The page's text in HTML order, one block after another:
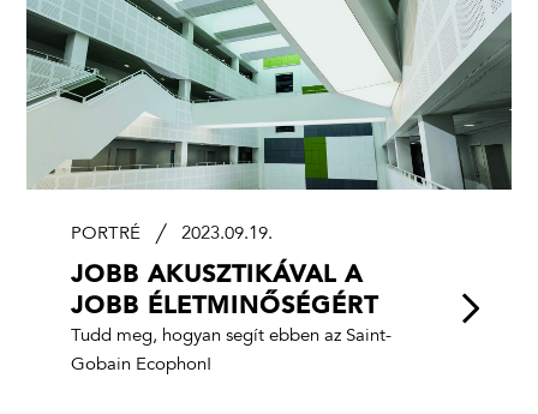
PORTRÉ 2023.09.19.
JOBB AKUSZTIKÁVAL A
JOBB ÉLETMINŐSÉGÉRT
Tudd meg, hogyan segít ebben az Saint-
Gobain Ecophon!